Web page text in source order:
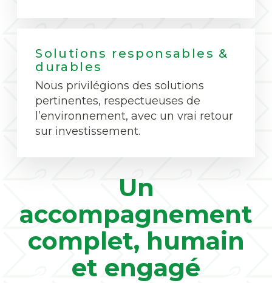
Solutions responsables &
durables
Nous privilégions des solutions
pertinentes, respectueuses de
l’environnement, avec un vrai retour
sur investissement.
Un
accompagnement
complet, humain
et engagé